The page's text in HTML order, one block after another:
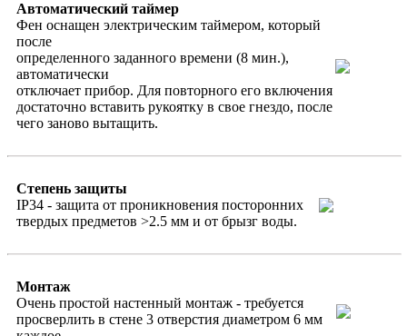
Автоматический таймер
Фен оснащен электрическим таймером, который
после
определенного заданного времени (8 мин.),
автоматически
отключает прибор. Для повторного его включения
достаточно вставить рукоятку в свое гнездо, после
чего заново вытащить.
Степень защиты
IP34 - защита от проникновения посторонних
твердых предметов >2.5 мм и от брызг воды.
Монтаж
Очень простой настенный монтаж - требуется
просверлить в стене 3 отверстия диаметром 6 мм